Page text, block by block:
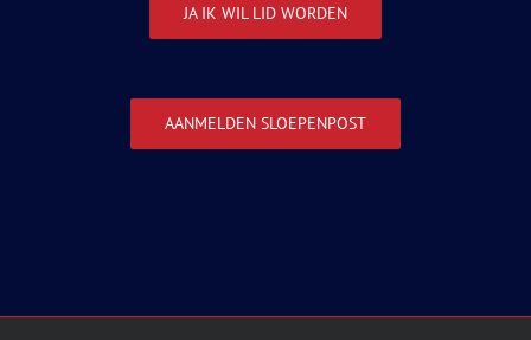
JA IK WIL LID WORDEN
AANMELDEN SLOEPENPOST